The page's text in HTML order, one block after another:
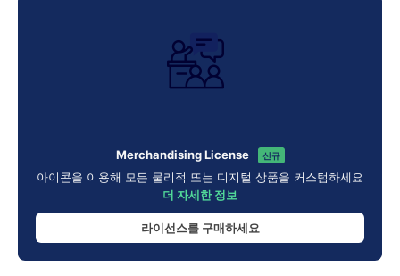
Merchandising License 신규
아이콘을 이용해 모든 물리적 또는 디지털 상품을 커스텀하세요
더 자세한 정보
라이선스를 구매하세요